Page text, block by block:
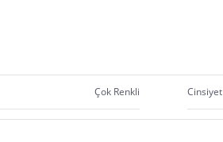
Çok Renkli Cinsiyet